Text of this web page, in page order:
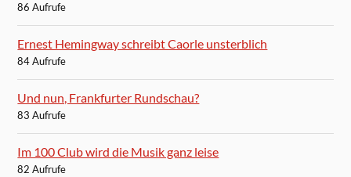
86 Aufrufe
Ernest Hemingway schreibt Caorle unsterblich
84 Aufrufe
Und nun, Frankfurter Rundschau?
83 Aufrufe
Im 100 Club wird die Musik ganz leise
82 Aufrufe